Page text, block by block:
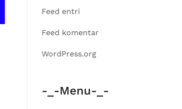
Feed entri
Feed komentar
WordPress.org
-_-Menu-_-